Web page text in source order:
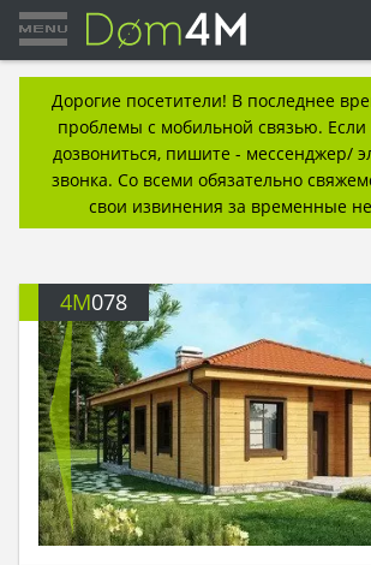
Дорогие посетители! В последнее
проблемы с мобильной связью.
дозвониться, пишите - мессенджер/
звонка. Со всеми обязательно
свои извинения за временные
4M078